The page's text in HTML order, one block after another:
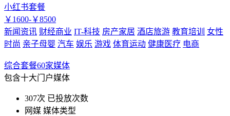
小红书套餐
￥ 1600-￥8500
新闻资讯 财经商业 IT-科技 房产家居 酒店旅游 教育培训
女性
时尚 亲子母婴 汽车 娱乐 游戏 体育运动 健康医疗 电商
综合套餐60家媒体
包含十大门户媒体
307次 已投放次数
网媒 媒体类型